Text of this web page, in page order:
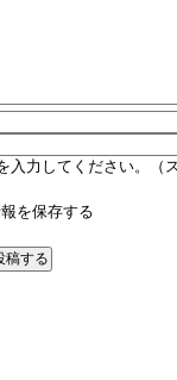
入力してください。（
を保存する